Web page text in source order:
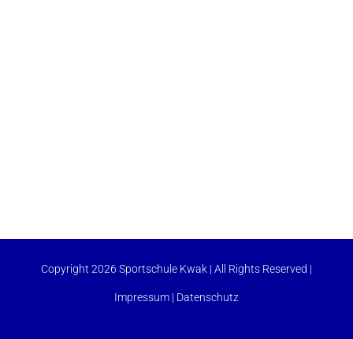
Copyright 2026 Sportschule Kwak | All Rights Reserved |
Impressum | Datenschutz